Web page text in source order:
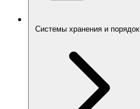
Системы хранения и порядок